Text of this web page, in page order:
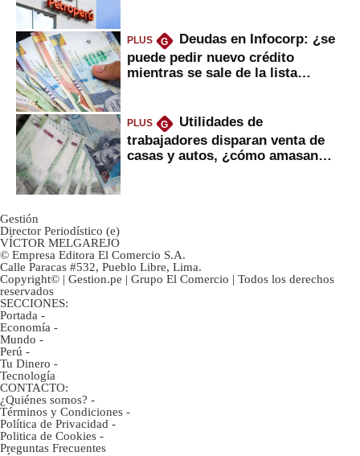
PLUS G
Deudas en Infocorp: ¿se
puede pedir nuevo crédito
mientras se sale de la lista
PLUS G
Utilidades de
trabajadores disparan venta de
casas y autos, ¿cómo amasan
Gestión
Director Periodístico (e)
VÍCTOR MELGAREJO
© Empresa Editora El Comercio S.A.
Calle Paracas #532, Pueblo Libre, Lima.
Copyright© | Gestion.pe | Grupo El Comercio | Todos los derechos
reservados
SECCIONES:
Portada -
Economía -
Mundo -
Perú -
Tu Dinero -
Tecnología
CONTACTO:
¿Quiénes somos? -
Términos y Condiciones -
Política de Privacidad -
Politica de Cookies -
Preguntas Frecuentes